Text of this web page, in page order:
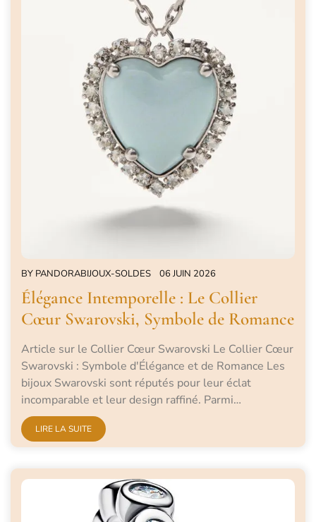
BY PANDORABIJOUX-SOLDES 06 JUIN 2026
Élégance Intemporelle : Le Collier
Cœur Swarovski, Symbole de Romance
Article sur le Collier Cœur Swarovski Le Collier Cœur
Swarovski : Symbole d'Élégance et de Romance Les
bijoux Swarovski sont réputés pour leur éclat
incomparable et leur design raffiné. Parmi…
LIRE LA SUITE